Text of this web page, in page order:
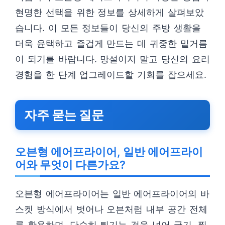
현명한 선택을 위한 정보를 상세하게 살펴보았
습니다. 이 모든 정보들이 당신의 주방 생활을
더욱 윤택하고 즐겁게 만드는 데 귀중한 밑거름
이 되기를 바랍니다. 망설이지 말고 당신의 요리
경험을 한 단계 업그레이드할 기회를 잡으세요.
자주 묻는 질문
오븐형 에어프라이어, 일반 에어프라이
어와 무엇이 다른가요?
오븐형 에어프라이어는 일반 에어프라이어의 바
스켓 방식에서 벗어나 오븐처럼 내부 공간 전체